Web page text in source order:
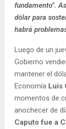
fundamento".
dólar para
habrá
Luego de un
Gobierno
mantener el
Economía Luis
momentos de
anochecer de
Caputo fue a